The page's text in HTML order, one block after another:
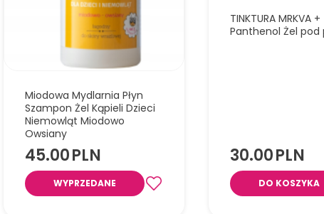
Miodowa Mydlarnia Płyn
Szampon Żel Kąpieli Dzieci
Niemowląt Miodowo
Owsiany
45.00PLN
WYPRZEDANE
Delikatnie oczyszcza,
skórę, łagodząc
TINKTURA MRKVA +
Panthenol Żel pod
30.00PLN
DO KOSZYKA